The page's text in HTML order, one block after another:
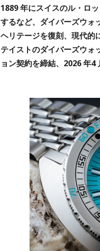
1889 年にスイスのル・ロ
するなど、ダイバーズウォ
ヘリテージを復刻、現代的
テイストのダイバーズウ
ョン契約を締結、2026 年4